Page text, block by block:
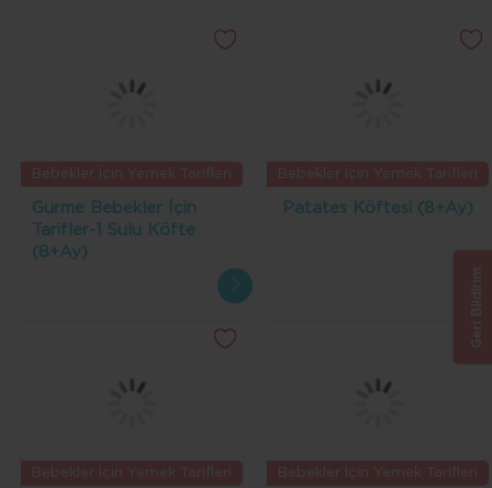
Gurme Bebekler İçin
Tarifler-1 Sulu Köfte
(8+Ay)
Patates Köftesi (8+Ay)